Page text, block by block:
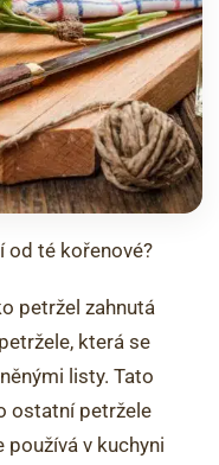
od té kořenové?
petržel zahnutá
která se
listy. Tato
ostatní petržele
v kuchyni